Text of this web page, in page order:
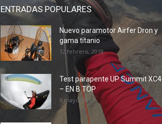
ENTRADAS POPULARES
Nuevo paramotor Airfer Dron y
gama titanio
12 febrero, 2018
Test parapente UP Summit XC4
– EN B TOP
9 mayo, 2017